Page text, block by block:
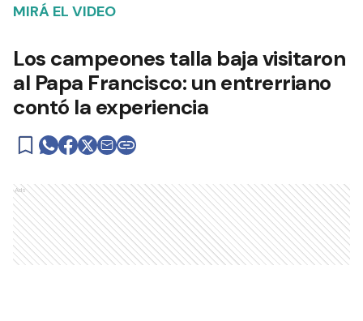
MIRÁ EL VIDEO
Los campeones talla baja visitaron
al Papa Francisco: un entrerriano
contó la experiencia
Ads